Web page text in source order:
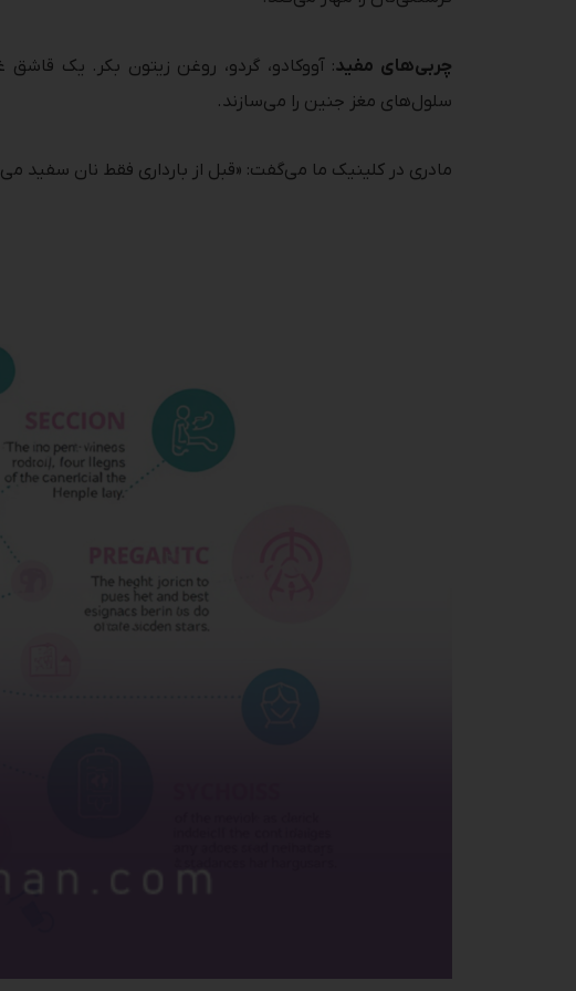
چربی‌های مفید: آووکادو، گردو، روغن زیتون بکر. یک
سلول‌های مغز جنین را می‌سازند.
مادری در کلینیک ما می‌گفت: «قبل از بارداری فقط نان سفید